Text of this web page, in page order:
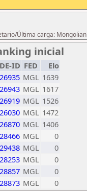
Última carga:
inicial
ID FED
Elo
MGL 1639
MGL 1617
MGL 1526
MGL 1472
MGL 1406
MGL
0
MGL
0
MGL
0
MGL
0
MGL 0